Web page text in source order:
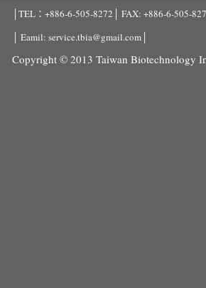
│TEL：+886-6-505-8272│ FAX: +886-6-505-
│ Eamil: service.tbia@gmail.com│
Copyright © 2013 Taiwan Biotechnology